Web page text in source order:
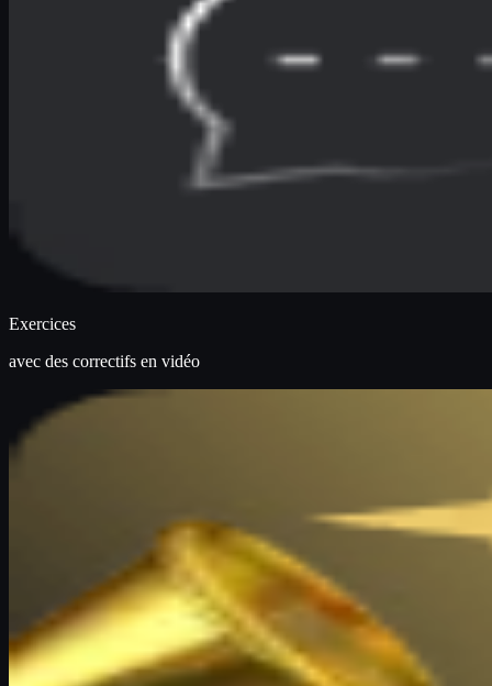
Exercices
avec des correctifs en vidéo